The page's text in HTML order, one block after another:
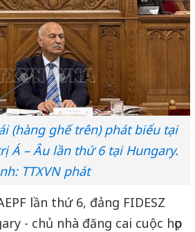
(hàng ghế trên) phát biểu tại
Á – Âu lần thứ 6 tại Hungary.
TTXVN phát
lần thứ 6, đảng FIDESZ
- chủ nhà đăng cai cuộc họp